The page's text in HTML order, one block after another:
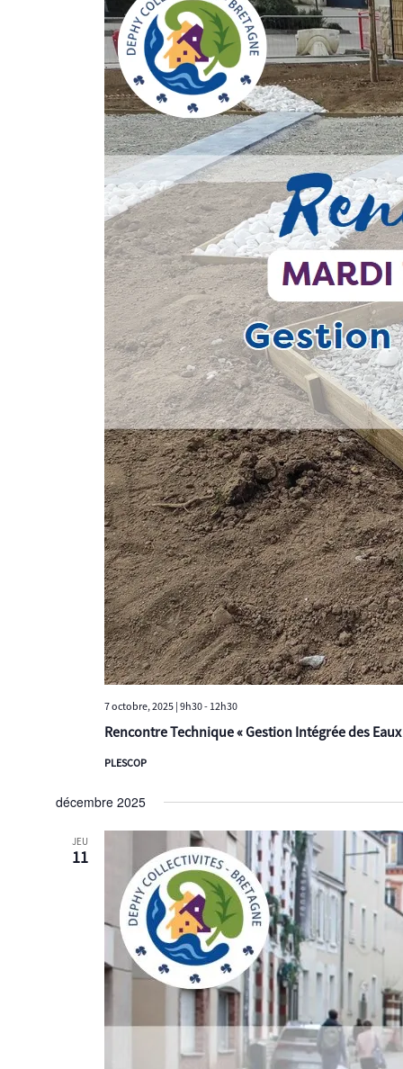
Rencontre Technique « Gestion Intégrée des
7 octobre, 2025 | 9h30- 12h30
PLESCOP
décembre 2025
JEU
11